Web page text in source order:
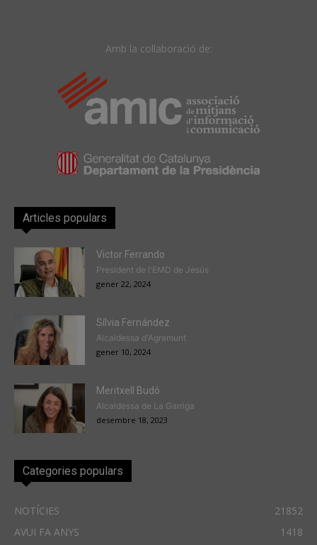
Amb la col·laboració de:
Articles populars
Victor Ferrando
President de l'EMD de Jesús
gener 22, 2024
Sílvia Fernández
Alcaldessa d'Agramunt
gener 10, 2024
Meritxell Budó
Alcaldessa de La Garriga
desembre 18, 2023
Categories populars
NOTÍCIES
21852
AVUI FA ANYS
1418